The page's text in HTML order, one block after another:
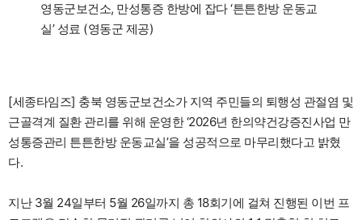
영동군보건소, 만성통증 한방에 잡다 ‘튼튼한방 운동교
실’ 성료 (영동군 제공)
[세종타임즈] 충북 영동군보건소가 지역 주민들의 퇴행성 관절염 및
근골격계 질환 관리를 위해 운영한 ‘2026년 한의약건강증진사업 만
성통증관리 튼튼한방 운동교실’을 성공적으로 마무리했다고 밝혔
다.
지난 3월 24일부터 5월 26일까지 총 18회기에 걸쳐 진행된 이번 프